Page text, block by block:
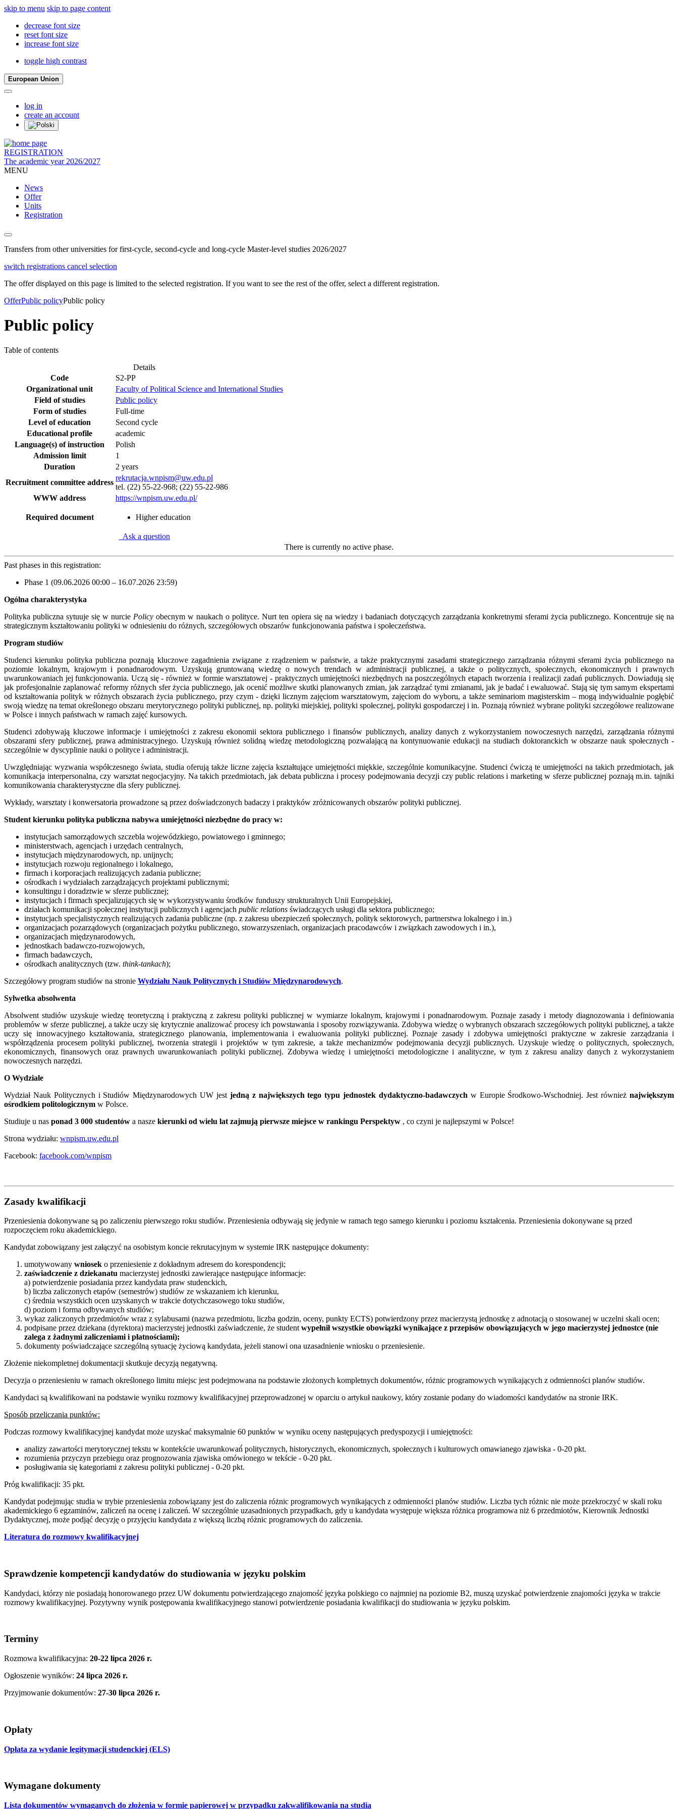
skip to menu skip to page content
decrease font size
reset font size
increase font size
toggle high contrast
European Union
log in
create an account
REGISTRATION
The academic year 2026/2027
MENU
News
Offer
Units
Registration
Transfers from other universities for first-cycle, second-cycle and long-cycle Master-level studies 2026/2027
switch registrations cancel selection
The offer displayed on this page is limited to the selected registration. If you want to see the rest of the offer, select a different registration.
OfferPublic policyPublic policy
Public policy
Table of contents
Details
Code
S2-PP
Organizational unit
Faculty of Political Science and International Studies
Field of studies
Public policy
Form of studies
Full-time
Level of education
Second cycle
Educational profile
academic
Language(s) of instruction
Polish
Admission limit
1
Duration
2 years
Recruitment committee address
rekrutacja.wnpism@uw.edu.pl
tel. (22) 55-22-968; (22) 55-22-986
WWW address
https://wnpism.uw.edu.pl/
Required document Higher education
Ask a question
There is currently no active phase.
Past phases in this registration:
Phase 1 (09.06.2026 00:00 – 16.07.2026 23:59)
Ogólna charakterystyka
Polityka publiczna sytuuje się w nurcie Policy obecnym w naukach o polityce. Nurt ten opiera się na wiedzy i badaniach dotyczących zarządzania konkretnymi sferami życia publicznego. Koncentruje się na
strategicznym kształtowaniu polityki w odniesieniu do różnych, szczegółowych obszarów funkcjonowania państwa i społeczeństwa.
Program studiów
Studenci kierunku polityka publiczna poznają kluczowe zagadnienia związane z rządzeniem w państwie, a także praktycznymi zasadami strategicznego zarządzania różnymi sferami życia publicznego na
poziomie lokalnym, krajowym i ponadnarodowym. Uzyskują gruntowaną wiedzę o nowych trendach w administracji publicznej, a także o politycznych, społecznych, ekonomicznych i prawnych
uwarunkowaniach jej funkcjonowania. Uczą się - również w formie warsztatowej - praktycznych umiejętności niezbędnych na poszczególnych etapach tworzenia i realizacji zadań publicznych. Dowiadują się
jak profesjonalnie zaplanować reformy różnych sfer życia publicznego, jak ocenić możliwe skutki planowanych zmian, jak zarządzać tymi zmianami, jak je badać i ewaluować. Stają się tym samym ekspertami
od kształtowania polityk w różnych obszarach życia publicznego, przy czym - dzięki licznym zajęciom warsztatowym, zajęciom do wyboru, a także seminariom magisterskim – mogą indywidualnie pogłębić
swoją wiedzę na temat określonego obszaru merytorycznego polityki publicznej, np. polityki miejskiej, polityki społecznej, polityki gospodarczej i in. Poznają również wybrane polityki szczegółowe realizowane
w Polsce i innych państwach w ramach zajęć kursowych.
Studenci zdobywają kluczowe informacje i umiejętności z zakresu ekonomii sektora publicznego i finansów publicznych, analizy danych z wykorzystaniem nowoczesnych narzędzi, zarządzania różnymi
obszarami sfery publicznej, prawa administracyjnego. Uzyskują również solidną wiedzę metodologiczną pozwalającą na kontynuowanie edukacji na studiach doktoranckich w obszarze nauk społecznych -
szczególnie w dyscyplinie nauki o polityce i administracji.
Uwzględniając wyzwania współczesnego świata, studia oferują także liczne zajęcia kształtujące umiejętności miękkie, szczególnie komunikacyjne. Studenci ćwiczą te umiejętności na takich przedmiotach, jak
komunikacja interpersonalna, czy warsztat negocjacyjny. Na takich przedmiotach, jak debata publiczna i procesy podejmowania decyzji czy public relations i marketing w sferze publicznej poznają m.in. tajniki
komunikowania charakterystyczne dla sfery publicznej.
Wykłady, warsztaty i konwersatoria prowadzone są przez doświadczonych badaczy i praktyków zróżnicowanych obszarów polityki publicznej.
Student kierunku polityka publiczna nabywa umiejętności niezbędne do pracy w:
instytucjach samorządowych szczebla wojewódzkiego, powiatowego i gminnego;
ministerstwach, agencjach i urzędach centralnych,
instytucjach międzynarodowych, np. unijnych;
instytucjach rozwoju regionalnego i lokalnego,
firmach i korporacjach realizujących zadania publiczne;
ośrodkach i wydziałach zarządzających projektami publicznymi;
konsultingu i doradztwie w sferze publicznej;
instytucjach i firmach specjalizujących się w wykorzystywaniu środków funduszy strukturalnych Unii Europejskiej,
działach komunikacji społecznej instytucji publicznych i agencjach public relations świadczących usługi dla sektora publicznego;
instytucjach specjalistycznych realizujących zadania publiczne (np. z zakresu ubezpieczeń społecznych, polityk sektorowych, partnerstwa lokalnego i in.)
organizacjach pozarządowych (organizacjach pożytku publicznego, stowarzyszeniach, organizacjach pracodawców i związkach zawodowych i in.),
organizacjach międzynarodowych,
jednostkach badawczo-rozwojowych,
firmach badawczych,
ośrodkach analitycznych (tzw. think-tankach);
Szczegółowy program studiów na stronie Wydziału Nauk Politycznych i Studiów Międzynarodowych.
Sylwetka absolwenta
Absolwent studiów uzyskuje wiedzę teoretyczną i praktyczną z zakresu polityki publicznej w wymiarze lokalnym, krajowymi i ponadnarodowym. Poznaje zasady i metody diagnozowania i definiowania
problemów w sferze publicznej, a także uczy się krytycznie analizować procesy ich powstawania i sposoby rozwiązywania. Zdobywa wiedzę o wybranych obszarach szczegółowych polityki publicznej, a także
uczy się innowacyjnego kształtowania, strategicznego planowania, implementowania i ewaluowania polityki publicznej. Poznaje zasady i zdobywa umiejętności praktyczne w zakresie zarządzania i
współrządzenia procesem polityki publicznej, tworzenia strategii i projektów w tym zakresie, a także mechanizmów podejmowania decyzji publicznych. Uzyskuje wiedzę o politycznych, społecznych,
ekonomicznych, finansowych oraz prawnych uwarunkowaniach polityki publicznej. Zdobywa wiedzę i umiejętności metodologiczne i analityczne, w tym z zakresu analizy danych z wykorzystaniem
nowoczesnych narzędzi.
O Wydziale
Wydział Nauk Politycznych i Studiów Międzynarodowych UW jest jedną z największych tego typu jednostek dydaktyczno-badawczych w Europie Środkowo-Wschodniej. Jest równieżnajwiększym
ośrodkiem politologicznym w Polsce.
Studiuje u nas ponad 3 000 studentów a nasze kierunki od wielu lat zajmują pierwsze miejsce w rankingu Perspektyw , co czyni je najlepszymi w Polsce!
Strona wydziału: wnpism.uw.edu.pl
Facebook: facebook.com/wnpism
Zasady kwalifikacji
Przeniesienia dokonywane są po zaliczeniu pierwszego roku studiów. Przeniesienia odbywają się jedynie w ramach tego samego kierunku i poziomu kształcenia. Przeniesienia dokonywane są przed
rozpoczęciem roku akademickiego.
Kandydat zobowiązany jest załączyć na osobistym koncie rekrutacyjnym w systemie IRK następujące dokumenty:
umotywowany wniosek o przeniesienie z dokładnym adresem do korespondencji;
zaświadczenie z dziekanatu macierzystej jednostki zawierające następujące informacje:
a) potwierdzenie posiadania przez kandydata praw studenckich,
b) liczba zaliczonych etapów (semestrów) studiów ze wskazaniem ich kierunku,
c) średnia wszystkich ocen uzyskanych w trakcie dotychczasowego toku studiów,
d) poziom i forma odbywanych studiów;
wykaz zaliczonych przedmiotów wraz z sylabusami (nazwa przedmiotu, liczba godzin, oceny, punkty ECTS) potwierdzony przez macierzystą jednostkę z adnotacją o stosowanej w uczelni skali ocen;
podpisane przez dziekana (dyrektora) macierzystej jednostki zaświadczenie, że student wypełnił wszystkie obowiązki wynikające z przepisów obowiązujących w jego macierzystej jednostce (nie
zalega z żadnymi zaliczeniami i płatnościami);
dokumenty poświadczające szczególną sytuację życiową kandydata, jeżeli stanowi ona uzasadnienie wniosku o przeniesienie.
Złożenie niekompletnej dokumentacji skutkuje decyzją negatywną.
Decyzja o przeniesieniu w ramach określonego limitu miejsc jest podejmowana na podstawie złożonych kompletnych dokumentów, różnic programowych wynikających z odmienności planów studiów.
Kandydaci są kwalifikowani na podstawie wyniku rozmowy kwalifikacyjnej przeprowadzonej w oparciu o artykuł naukowy, który zostanie podany do wiadomości kandydatów na stronie IRK.
Sposób przeliczania punktów:
Podczas rozmowy kwalifikacyjnej kandydat może uzyskać maksymalnie 60 punktów w wyniku oceny następujących predyspozycji i umiejętności:
analizy zawartości merytorycznej tekstu w kontekście uwarunkowań́ politycznych, historycznych, ekonomicznych, społecznych i kulturowych omawianego zjawiska - 0-20 pkt.
rozumienia przyczyn przebiegu oraz prognozowania zjawiska omówionego w tekście - 0-20 pkt.
posługiwania się kategoriami z zakresu polityki publicznej - 0-20 pkt.
Próg kwalifikacji: 35 pkt.
Kandydat podejmując studia w trybie przeniesienia zobowiązany jest do zaliczenia różnic programowych wynikających z odmienności planów studiów. Liczba tych różnic nie może przekroczyć w skali roku
akademickiego 6 egzaminów, zaliczeń na ocenę i zaliczeń. W szczególnie uzasadnionych przypadkach, gdy u kandydata występuje większa różnica programowa niż 6 przedmiotów, Kierownik Jednostki
Dydaktycznej, może podjąć decyzję o przyjęciu kandydata z większą liczbą różnic programowych do zaliczenia.
Literatura do rozmowy kwalifikacyjnej
Sprawdzenie kompetencji kandydatów do studiowania w języku polskim
Kandydaci, którzy nie posiadają honorowanego przez UW dokumentu potwierdzającego znajomość języka polskiego co najmniej na poziomie B2, muszą uzyskać potwierdzenie znajomości języka w trakcie
rozmowy kwalifikacyjnej. Pozytywny wynik postępowania kwalifikacyjnego stanowi potwierdzenie posiadania kwalifikacji do studiowania w języku polskim.
Terminy
Rozmowa kwalifikacyjna: 20-22 lipca 2026 r.
Ogłoszenie wyników: 24 lipca 2026 r.
Przyjmowanie dokumentów: 27-30 lipca 2026 r.
Opłaty
Opłata za wydanie legitymacji studenckiej (ELS)
Wymagane dokumenty
Lista dokumentów wymaganych do złożenia w formie papierowej w przypadku zakwalifikowania na studia